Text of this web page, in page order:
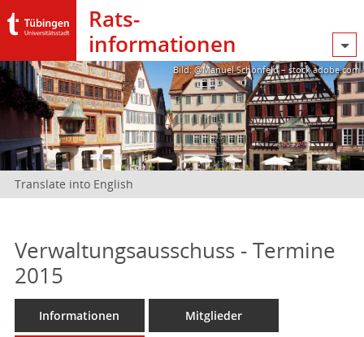
Rats­
informationen
Bild: @Manuel Schönfeld – stock.adobe.com
Translate into English
Verwaltungsausschuss - Termine
2015
Informationen Mitglieder